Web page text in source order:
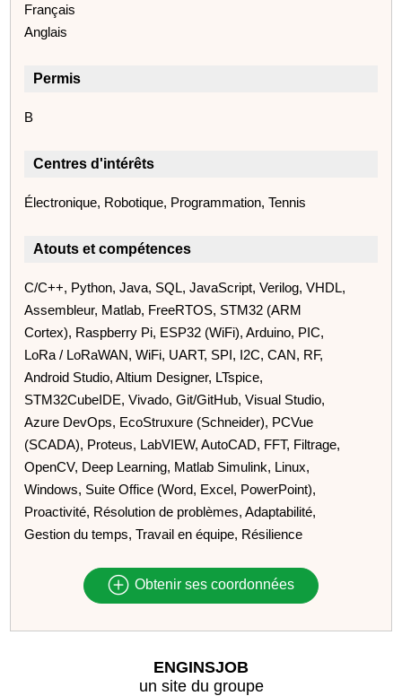
Français
Anglais
Permis
B
Centres d'intérêts
Électronique, Robotique, Programmation, Tennis
Atouts et compétences
C/C++, Python, Java, SQL, JavaScript, Verilog, VHDL,
Assembleur, Matlab, FreeRTOS, STM32 (ARM
Cortex), Raspberry Pi, ESP32 (WiFi), Arduino, PIC,
LoRa / LoRaWAN, WiFi, UART, SPI, I2C, CAN, RF,
Android Studio, Altium Designer, LTspice,
STM32CubeIDE, Vivado, Git/GitHub, Visual Studio,
Azure DevOps, EcoStruxure (Schneider), PCVue
(SCADA), Proteus, LabVIEW, AutoCAD, FFT, Filtrage,
OpenCV, Deep Learning, Matlab Simulink, Linux,
Windows, Suite Office (Word, Excel, PowerPoint),
Proactivité, Résolution de problèmes, Adaptabilité,
Gestion du temps, Travail en équipe, Résilience
Obtenir ses coordonnées
ENGINSJOB
un site du groupe